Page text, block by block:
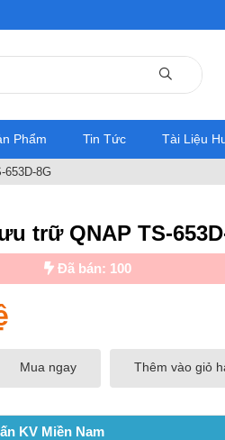
Phẩm Tin Tức Tài Liệu
8G
trữ QNAP TS-
Đã bán: 100
Mua ngay Thêm vào giỏ
KV Miền Nam